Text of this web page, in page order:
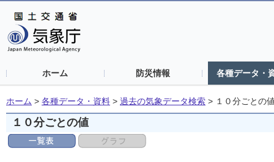
ホーム 防災情報 各種データ・
ホーム > 各種データ・資料 > 過去の気象データ検索 > １０分ごとの
１０分ごとの値